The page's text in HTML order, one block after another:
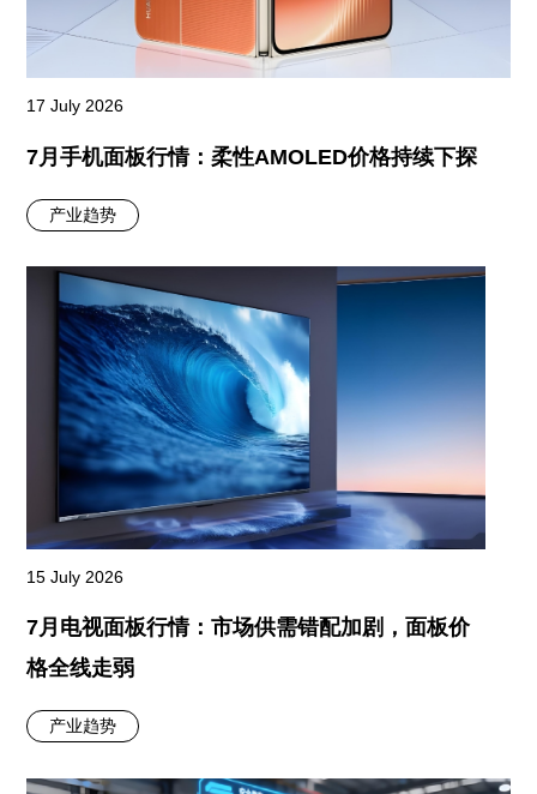
17 July 2026
7月手机面板行情：柔性AMOLED价格持续下探
产业趋势
15 July 2026
7月电视面板行情：市场供需错配加剧，面板价
格全线走弱
产业趋势